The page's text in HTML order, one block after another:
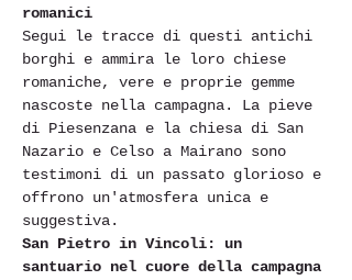
romanici
Segui le tracce di questi antichi
borghi e ammira le loro chiese
romaniche, vere e proprie gemme
nascoste nella campagna. La pieve
di Piesenzana e la chiesa di San
Nazario e Celso a Mairano sono
testimoni di un passato glorioso e
offrono un'atmosfera unica e
suggestiva.
San Pietro in Vincoli: un
santuario nel cuore della campagna